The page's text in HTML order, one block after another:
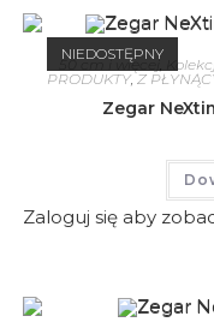
NIEDOSTĘPNY
50 cm i więcej,
PRODUKTY,Z
Zegar
Zaloguj się aby